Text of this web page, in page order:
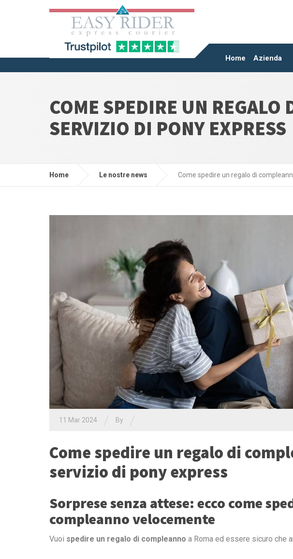
Home Azienda
COME SPEDIRE UN
SERVIZIO DI PONY EXPRESS
Home Le nostre news Come spedire un regalo di
11 Mar 2024 By
Come spedire un regalo di
servizio di pony express
Sorprese senza attese: ecco come
compleanno velocemente
Vuoi spedire un regalo di compleanno a Roma ed essere sicuro che